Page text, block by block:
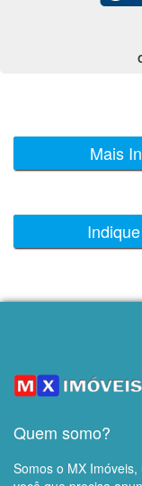
Mais
Quem somo?
Somos o MX